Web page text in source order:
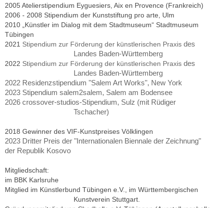
2005 Atelierstipendium Eyguesiers, Aix en Provence (Frankreich)
2006 - 2008 Stipendium der Kunststiftung pro arte, Ulm
2010 „Künstler im Dialog mit dem Stadtmuseum“ Stadtmuseum
Tübingen
2021 Stipendium zur Förderung der künstlerischen Praxis des
Landes Baden-Württemberg
2022 Stipendium zur Förderung der künstlerischen Praxis des
Landes Baden-Württemberg
2022 Residenzstipendium "Salem Art Works", New York
2023 Stipendium salem2salem, Salem am Bodensee
2026 crossover-studios-Stipendium, Sulz (mit Rüdiger
Tschacher)
2018 Gewinner des VIF-Kunstpreises Völklingen
2023 Dritter Preis der "Internationalen Biennale der Zeichnung"
der Republik Kosovo
Mitgliedschaft:
im BBK Karlsruhe
Mitglied im Künstlerbund Tübingen e.V., im Württembergischen
Kunstverein Stuttgart.